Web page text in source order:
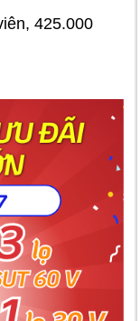
425.000